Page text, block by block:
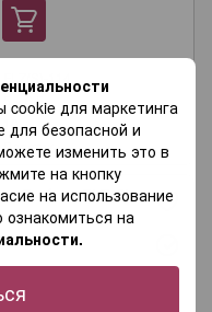
cookie для маркетинга
для безопасной и
изменить это в
на кнопку
на использование
на
5 × 6,5
10
Пластик